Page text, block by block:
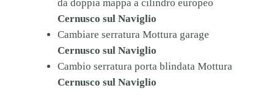
da doppia mappa a cilindro europeo
Cernusco sul Naviglio
Cambiare serratura Mottura garage
Cernusco sul Naviglio
Cambio serratura porta blindata Mottura
Cernusco sul Naviglio